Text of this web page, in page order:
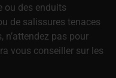
ou des enduits
de salissures tenaces
n’attendez pas pour
vous conseiller sur les